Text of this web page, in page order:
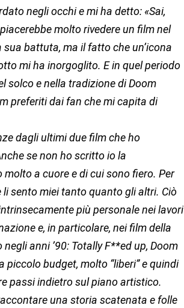
negli occhi e mi ha detto: «Sai,
molto rivedere un film nel
battuta, ma il fatto che un’icona
mi ha inorgoglito. E in quel periodo
solco e nella tradizione di Doom
preferiti dai fan che mi capita di
dagli ultimi due film che ho
se non ho scritto io la
a cuore e di cui sono fiero. Per
li sento miei tanto quanto gli altri. Ciò
più personale nei lavori
e, in particolare, nei film della
anni ’90: Totally F**ed up, Doom
budget, molto “liberi” e quindi
passi indietro sul piano artistico.
una storia scatenata e folle